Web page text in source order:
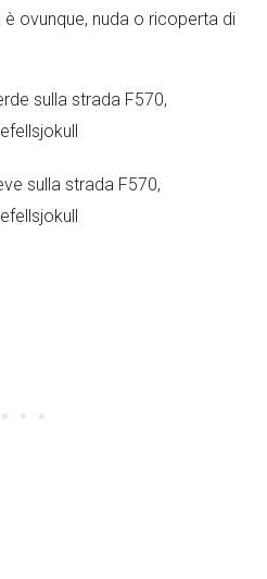
ovunque, nuda o ricoperta di